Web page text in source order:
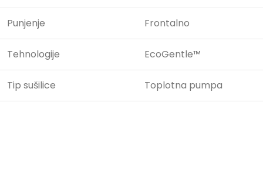
Punjenje Frontalno
Tehnologije EcoGentle™
Tip sušilice Toplotna pumpa